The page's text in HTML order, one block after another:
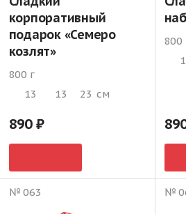
корпоративный
подарок «Семеро
козлят»
800 г
13
13 23 см
890
800
№ 063 №